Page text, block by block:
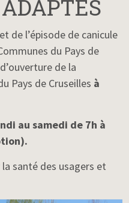
de l’épisode de canicule
du Pays de
de la
Pays de Cruseilles à
au samedi de 7h à
santé des usagers et